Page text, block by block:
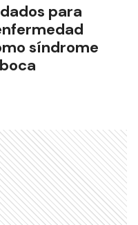
para
síndrome